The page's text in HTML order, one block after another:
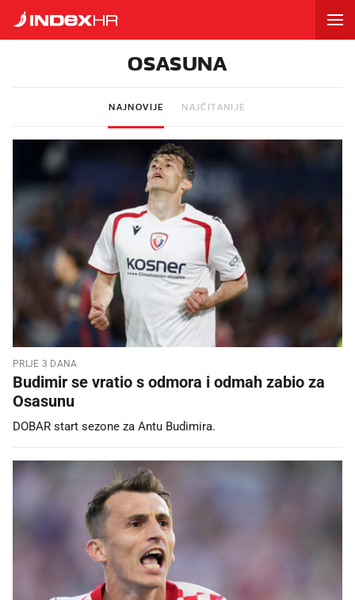
OSASUNA
NAJNOVIJE NAJČITANIJE
PRIJE 3 DANA
Budimir se vratio s odmora i odmah zabio za
Osasunu
DOBAR start sezone za Antu Budimira.